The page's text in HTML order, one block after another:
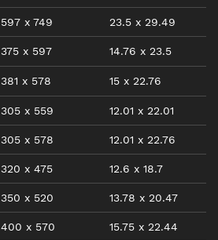
597 x 749 23.5 x 29.49
375 x 597 14.76 x 23.5
381 x 578 15 x 22.76
305 x 559 12.01 x 22.01
305 x 578 12.01 x 22.76
320 x 475 12.6 x 18.7
350 x 520 13.78 x 20.47
400 x 570 15.75 x 22.44